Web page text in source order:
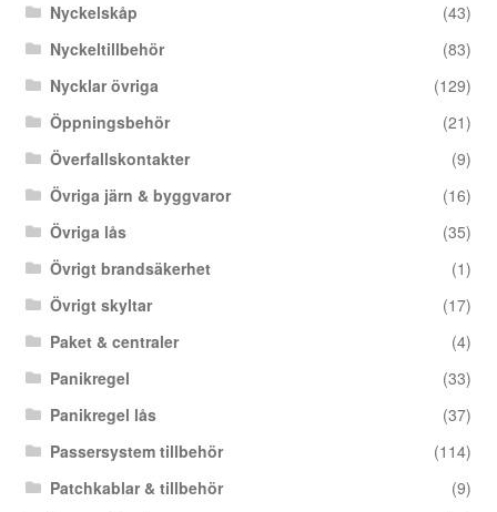
Nyckelskåp
(43)
Nyckeltillbehör
(83)
Nycklar övriga
(129)
Öppningsbehör
(21)
Överfallskontakter
(9)
Övriga järn & byggvaror
(16)
Övriga lås
(35)
Övrigt brandsäkerhet
(1)
Övrigt skyltar
(17)
Paket & centraler
(4)
Panikregel
(33)
Panikregel lås
(37)
Passersystem tillbehör
(114)
Patchkablar & tillbehör
(9)